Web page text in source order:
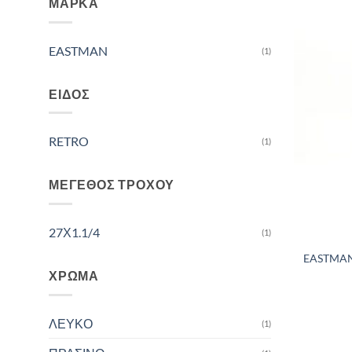
ΜΆΡΚΑ
EASTMAN (1)
ΕΊΔΟΣ
RETRO (1)
ΜΈΓΕΘΟΣ ΤΡΟΧΟΎ
27Χ1.1/4 (1)
ΧΡΏΜΑ
ΛΕΥΚΟ (1)